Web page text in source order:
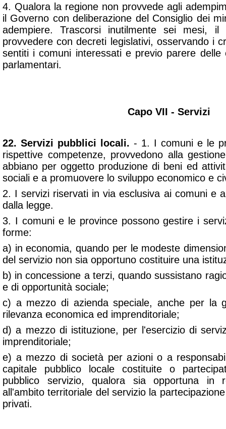
4. Qualora la regione non provvede agli
il Governo con deliberazione del Consiglio dei
adempiere. Trascorsi inutilmente sei mesi,
provvedere con decreti legislativi, osservando i
sentiti i comuni interessati e previo parere delle
parlamentari.
Capo VII - Servizi
22. Servizi pubblici locali. - 1. I comuni e le
rispettive competenze, provvedono alla
abbiano per oggetto produzione di beni ed
sociali e a promuovere lo sviluppo economico e
2. I servizi riservati in via esclusiva ai comuni e
dalla legge.
3. I comuni e le province possono gestire i
forme:
a) in economia, quando per le modeste
del servizio non sia opportuno costituire una
b) in concessione a terzi, quando sussistano
e di opportunità sociale;
c) a mezzo di azienda speciale, anche per la
rilevanza economica ed imprenditoriale;
d) a mezzo di istituzione, per l'esercizio di
imprenditoriale;
e) a mezzo di società per azioni o a
capitale pubblico locale costituite o
pubblico servizio, qualora sia opportuna in
all'ambito territoriale del servizio la
privati.